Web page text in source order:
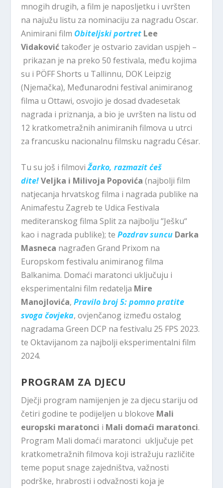
mnogih drugih, a film je naposljetku i uvršten
na najužu listu za nominaciju za nagradu Oscar.
Animirani film Obiteljski portret Lee
Vidakovićtakođer je ostvario zavidan uspjeh –
prikazan je na preko 50 festivala, među kojima
su i PÖFF Shorts u Tallinnu, DOK Leipzig
(Njemačka), Međunarodni festival animiranog
filma u Ottawi, osvojio je dosad dvadesetak
nagrada i priznanja, a bio je uvršten na listu od
12 kratkometražnih animiranih filmova u utrci
za francusku nacionalnu filmsku nagradu ​César.
Tu su još i filmoviŽarko, razmazit ćeš
dite! Veljka i Milivoja Popovića (najbolji film
natjecanja hrvatskog filma i nagrada publike na
Animafestu Zagreb te Udica Festivala
mediteranskog filma Split za najbolju “Ješku“
kao i nagrada publike); te Pozdrav suncu Darka
Masneca nagrađen Grand Prixom na
Europskom festivalu animiranog filma
Balkanima. Domaći maratonci uključuju i
eksperimentalni film redatelja Mire
Manojlovića,Pravilo broj 5: pomno pratite
svoga čovjeka, ovjenčanog između ostalog
nagradama Green DCP na festivalu 25 FPS 2023.
te Oktavijanom za najbolji eksperimentalni film
2024.
PROGRAM ZA DJECU
Dječji program namijenjen je za djecu stariju od
četiri godine te podijeljen u blokove Mali
europski maratonci i Mali domaći maratonci.
Program Mali domaći maratonci uključuje pet
kratkometražnih filmova koji istražuju različite
teme poput snage zajedništva, važnosti
podrške, hrabrosti i odvažnosti koja je